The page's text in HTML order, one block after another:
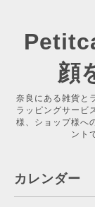
顔
奈良にある雑貨と
ラッピングサービ
様、ショップ様へ
ント
カレンダー